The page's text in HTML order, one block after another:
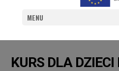
MENU
KURS DLA